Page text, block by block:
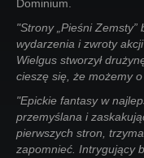
Dominium.
"Strony „Pieśni
wydarzenia i zwroty
Wielgus stworzył
cieszę się, że możemy
"Epickie fantasy w
przemyślana i
pierwszych stron,
zapomnieć. Intrygujący